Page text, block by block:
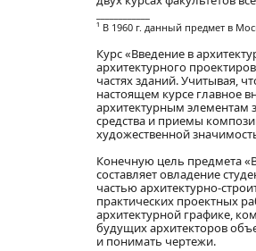
¹ В 1960 г. данный предмет в
Курс «Введение в
архитектурного
частях зданий. Учитывая,
настоящем курсе главное
архитектурным элементам
средства и приемы
художественной
Конечную цель предмета
составляет овладение
частью архитектурно-
практических проектных
архитектурной графике,
будущих архитекторов
и понимать чертежи.